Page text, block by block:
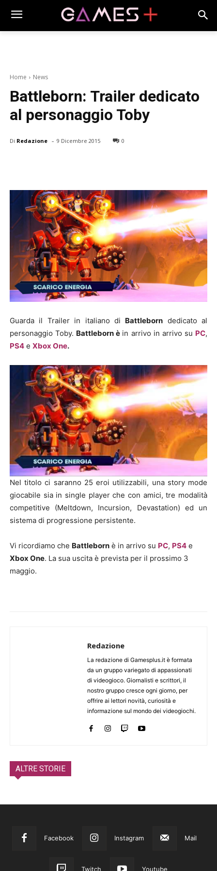
Home News
Battleborn: Trailer dedicato
al personaggio Toby
Di Redazione - 9 Dicembre 2015 0
Guarda il Trailer in italiano di Battleborn dedicato al
personaggio Toby. Battleborn è in arrivo in arrivo su PC,
PS4 e Xbox One.
Nel titolo ci saranno 25 eroi utilizzabili, una story mode
giocabile sia in single player che con amici, tre modalità
competitive (Meltdown, Incursion, Devastation) ed un
sistema di progressione persistente.
Vi ricordiamo che Battleborn è in arrivo su PC, PS4 e
Xbox One. La sua uscita è prevista per il prossimo 3
maggio.
Redazione
La redazione di Gamesplus.it è formata
da un gruppo variegato di appassionati
di videogioco. Giornalisti e scrittori, il
nostro gruppo cresce ogni giorno, per
offrire ai lettori novità, curiosità e
informazione sul mondo dei videogiochi.
ALTRE STORIE
Facebook Instagram Mail
Twitch Youtube